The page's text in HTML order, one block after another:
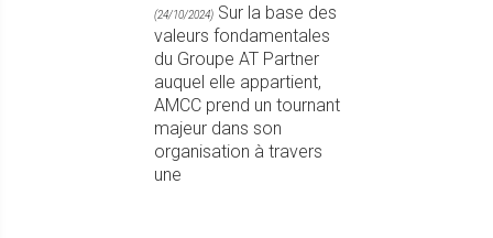
(24/10/2024) Sur la base des
valeurs fondamentales
du Groupe AT Partner
auquel elle appartient,
AMCC prend un tournant
majeur dans son
organisation à travers
une